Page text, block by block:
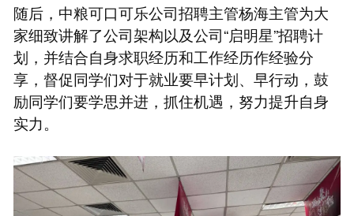
随后，中粮可口可乐公司招聘主管杨海主管为大
家细致讲解了公司架构以及公司“启明星”招聘计
划，并结合自身求职经历和工作经历作经验分
享，督促同学们对于就业要早计划、早行动，鼓
励同学们要学思并进，抓住机遇，努力提升自身
实力。